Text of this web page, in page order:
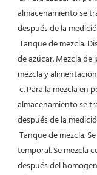
almacenamiento se
después de la
de azúcar. Mezcla
mezcla y
almacenamiento se
después de la
temporal. Se mezcla
después del